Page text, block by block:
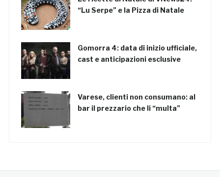
“Lu Serpe” e la Pizza di Natale
Gomorra 4: data di inizio ufficiale,
cast e anticipazioni esclusive
Varese, clienti non consumano: al
bar il prezzario che li “multa”